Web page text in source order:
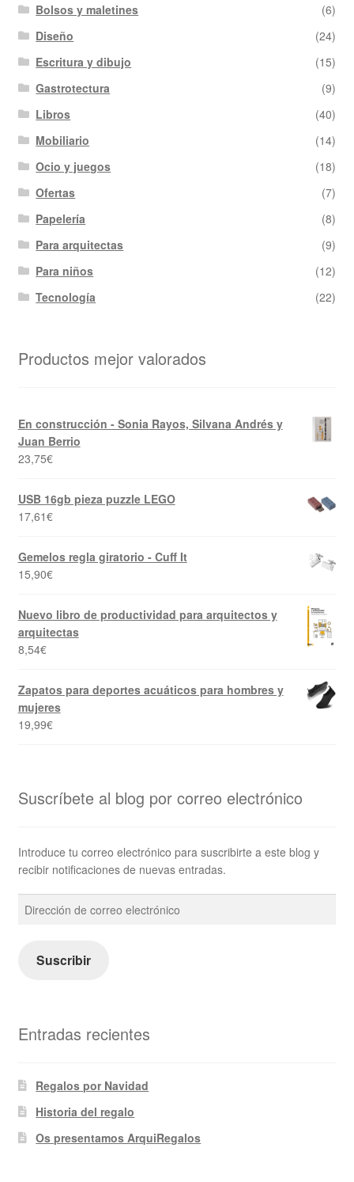
Bolsos y maletines
(6)
Diseño
(24)
Escritura y dibujo
(15)
Gastrotectura
(9)
Libros
(40)
Mobiliario
(14)
Ocio y juegos
(18)
Ofertas
(7)
Papelería
(8)
Para arquitectas
(9)
Para niños
(12)
Tecnología
(22)
Productos mejor valorados
En construcción - Sonia Rayos, Silvana Andrés y
Juan Berrio
23,75€
USB 16gb pieza puzzle LEGO
17,61€
Gemelos regla giratorio - Cuff It
15,90€
Nuevo libro de productividad para arquitectos y
arquitectas
8,54€
Zapatos para deportes acuáticos para hombres y
mujeres
19,99€
Suscríbete al blog por correo electrónico
Introduce tu correo electrónico para suscribirte a este blog y
recibir notificaciones de nuevas entradas.
de
electrónico
Suscribir
Entradas recientes
Regalos por Navidad
Historia del regalo
Os presentamos ArquiRegalos